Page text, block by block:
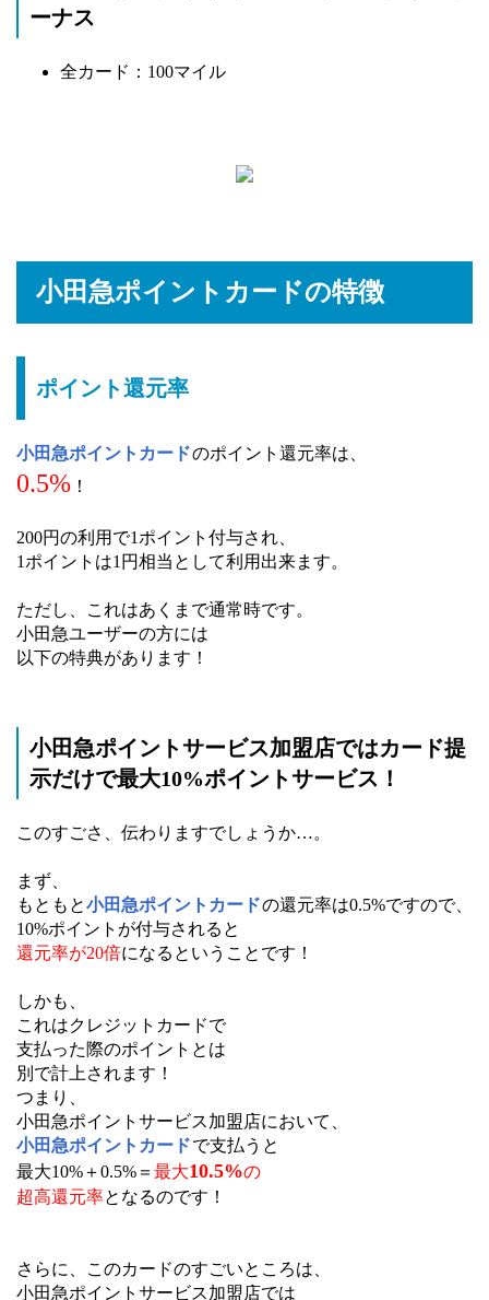
ーナス
全カード：100マイル
小田急ポイントカードの特徴
ポイント還元率
小田急ポイントカードのポイント還元率は、
0.5% ！
200円の利用で1ポイント付与され、
1ポイントは1円相当として利用出来ます。
ただし、これはあくまで通常時です。
小田急ユーザーの方には
以下の特典があります！
小田急ポイントサービス加盟店ではカード提
示だけで最大10%ポイントサービス！
このすごさ、伝わりますでしょうか…。
まず、
もともと小田急ポイントカードの還元率は0.5%ですので、
10%ポイントが付与されると
還元率が20倍になるということです！
しかも、
これはクレジットカードで
支払った際のポイントとは
別で計上されます！
つまり、
小田急ポイントサービス加盟店において、
小田急ポイントカードで支払うと
最大10%＋0.5%＝ 最大10.5%の
超高還元率となるのです！
さらに、このカードのすごいところは、
小田急ポイントサービス加盟店では